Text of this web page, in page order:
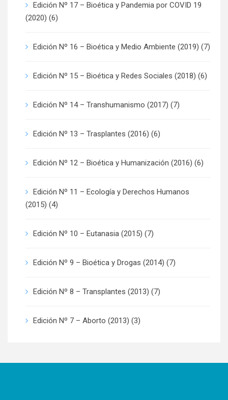
Edición Nº 17 – Bioética y Pandemia por COVID 19
(2020) (6)
Edición Nº 16 – Bioética y Medio Ambiente (2019) (7)
Edición Nº 15 – Bioética y Redes Sociales (2018) (6)
Edición Nº 14 – Transhumanismo (2017) (7)
Edición Nº 13 – Trasplantes (2016) (6)
Edición Nº 12 – Bioética y Humanización (2016) (6)
Edición Nº 11 – Ecología y Derechos Humanos
(2015) (4)
Edición Nº 10 – Eutanasia (2015) (7)
Edición Nº 9 – Bioética y Drogas (2014) (7)
Edición Nº 8 – Transplantes (2013) (7)
Edición Nº 7 – Aborto (2013) (3)